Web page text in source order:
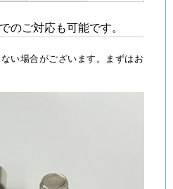
ご対応も可能です。
い場合がございます。まずはお